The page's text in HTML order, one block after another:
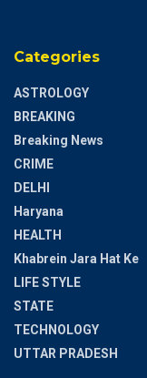
Categories
ASTROLOGY
BREAKING
Breaking News
CRIME
DELHI
Haryana
HEALTH
Khabrein Jara Hat Ke
LIFE STYLE
STATE
TECHNOLOGY
UTTAR PRADESH